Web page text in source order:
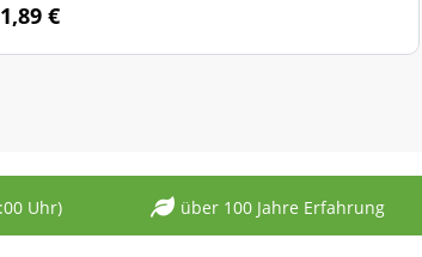
1,89 €
Uhr) über 100 Jahre Erfahrung